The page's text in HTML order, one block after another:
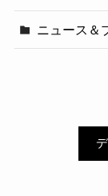
ニュース＆